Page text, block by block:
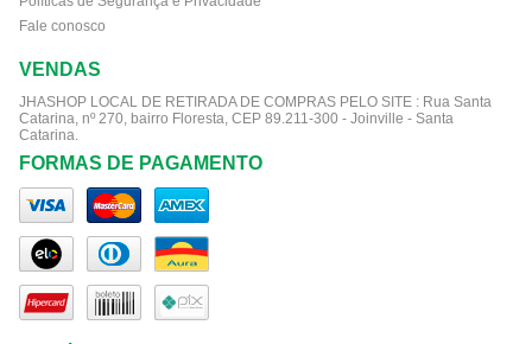
Fale conosco
VENDAS
JHASHOP LOCAL DE RETIRADA DE COMPRAS PELO SITE : Rua Santa
Catarina, nº 270, bairro Floresta, CEP 89.211-300 - Joinville - Santa
Catarina.
FORMAS DE PAGAMENTO